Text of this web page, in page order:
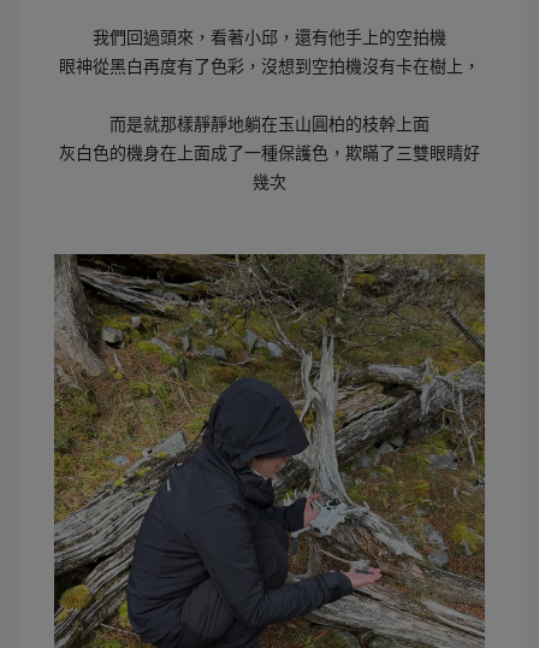
我們回過頭來，看著小邱，還有他手上的空拍機
眼神從黑白再度有了色彩，沒想到空拍機沒有卡在樹上，
而是就那樣靜靜地躺在玉山圓柏的枝幹上面
灰白色的機身在上面成了一種保護色，欺瞞了三雙眼睛好
幾次